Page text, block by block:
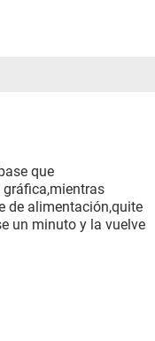
que
de alimentación,quite
un minuto y la vuelve